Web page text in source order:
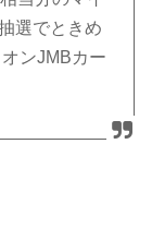
選でときめ
ンJMBカー